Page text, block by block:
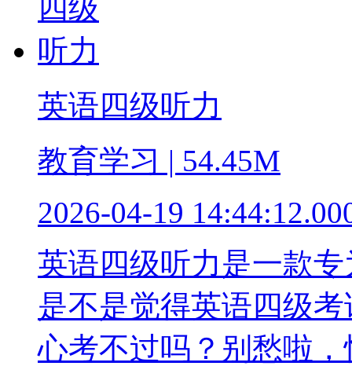
英语四级听力
教育学习 | 54.45M
2026-04-19
英语四级听力是一款
是不是觉得英语四级
心考不过吗？别愁啦